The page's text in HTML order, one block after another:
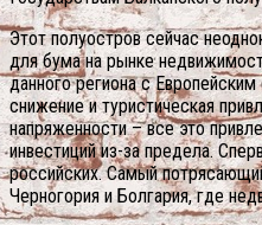
Этот полуостров сейчас
для бума на рынке
данного региона с
снижение и туристическая
напряженности – все это
инвестиций из-за предела.
российских. Самый
Черногория и Болгария, где